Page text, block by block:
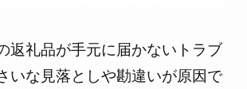
返礼品が手元に届かないトラブ
いな見落としや勘違いが原因で